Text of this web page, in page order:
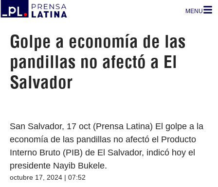
MENU
Golpe a economía de las
pandillas no afectó a El
Salvador
San Salvador, 17 oct (Prensa Latina) El golpe a la
economía de las pandillas no afectó el Producto
Interno Bruto (PIB) de El Salvador, indicó hoy el
presidente Nayib Bukele.
octubre 17, 2024 | 07:52